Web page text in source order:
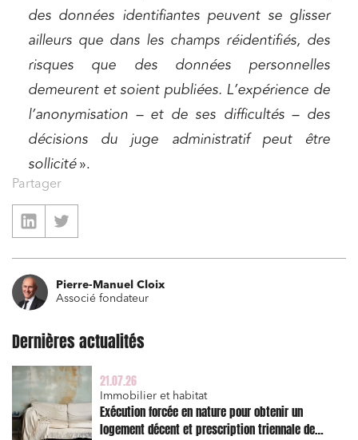
des données identifiantes peuvent se glisser
ailleurs que dans les champs réidentifiés, des
risques que des données personnelles
demeurent et soient publiées. L’expérience de
l’anonymisation – et de ses difficultés – des
décisions du juge administratif peut être
sollicité».
Partager
Pierre-Manuel Cloix
Associé fondateur
Dernières actualités
21.07.26
Immobilier et habitat
Exécution forcée en nature pour obtenir un
logement décent et prescription triennale de
J'ai lu et j'accepte lapolitique de confidentialité